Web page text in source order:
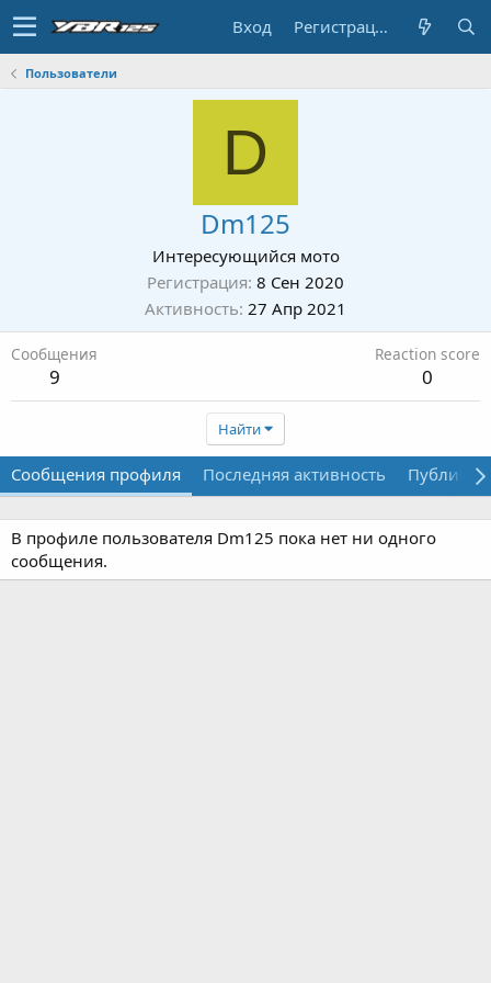
Вход Регистрация
Пользователи
D
Dm125
Интересующийся мото
Регистрация 8 Сен 2020
Активность 27 Апр 2021
Сообщения
9
Reaction score
0
Найти
Сообщения профиля Последняя активность
В профиле пользователя Dm125 пока нет ни одного
сообщения.